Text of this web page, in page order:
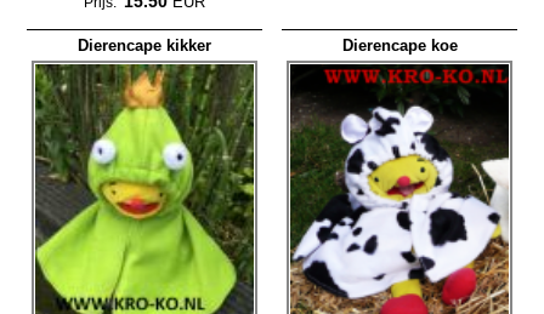
Dierencape kikker Dierencape koe